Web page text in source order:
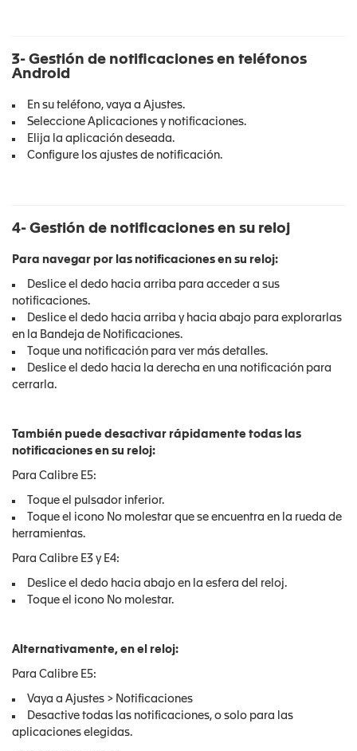
3- Gestión de notificaciones en teléfonos
Android
En su teléfono, vaya a Ajustes.
Seleccione Aplicaciones y notificaciones.
Elija la aplicación deseada.
Configure los ajustes de notificación.
4- Gestión de notificaciones en su reloj
Para navegar por las notificaciones en su reloj:
Deslice el dedo hacia arriba para acceder a sus
notificaciones.
Deslice el dedo hacia arriba y hacia abajo para explorarlas
en la Bandeja de Notificaciones.
Toque una notificación para ver más detalles.
Deslice el dedo hacia la derecha en una notificación para
cerrarla.
También puede desactivar rápidamente todas las
notificaciones en su reloj:
Para Calibre E5:
Toque el pulsador inferior.
Toque el icono No molestar que se encuentra en la rueda de
herramientas.
Para Calibre E3 y E4:
Deslice el dedo hacia abajo en la esfera del reloj.
Toque el icono No molestar.
Alternativamente, en el reloj:
Para Calibre E5:
Vaya a Ajustes > Notificaciones
Desactive todas las notificaciones, o solo para las
aplicaciones elegidas.